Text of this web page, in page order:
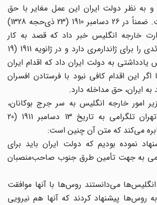
نظر دولت ایران این عمل مغایر با حق
حاکمیت ایران است. ضمناً در 26 دسامبر 1910 (23 ذی‌حجه 1328)
خارجه انگلیس خبر داد که قصد به کار
گماردن افسران سوئدی را برای ژاندارمری دارد و در ژانویه 1911 (19
یادداشتی به دولت ایران ‌داد که اقدام ایران
این اقدام کافی نبود با فرستادن افسران
ایران، حق مداخله دارد.
امور خارجه انگلیس به سر جرج بوکانان،
سفیر انگلیس در تهران تلگرامی به تاریخ 13 دسامبر 1911 (20
نموده بودیم که دولت ایران باید برای
به جهت تأمین طرق جنوب صاحب‌منصبان
می‌دانستند روس‌ها با آنها موافقت
روس‌ها پیشنهاد کردند که آنها هم نیرویی